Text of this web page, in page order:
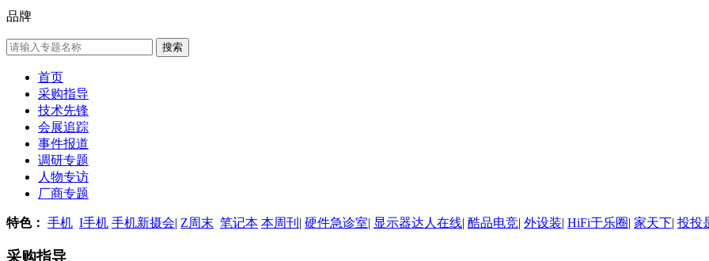
品牌
首页
采购指导
技术先锋
会展追踪
事件报道
调研专题
人物专访
厂商专题
特色： 手机 I手机 手机新摄会| Z周末 笔记本 本周刊 | 硬件急诊室| 显示器达人在线| 酷品电竞| 外设装| HiFi于乐圈| 家天下| 投投
采购指导